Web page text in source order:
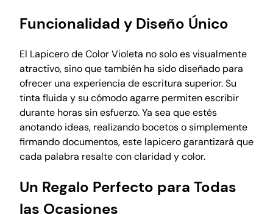
e
d
i
a
m
a
n
t
e
c
a
n
t
i
Funcionalidad y Diseño Único
El Lapicero de Color Violeta no solo es visualmente
atractivo, sino que también ha sido diseñado para
ofrecer una experiencia de escritura superior. Su
tinta fluida y su cómodo agarre permiten escribir
durante horas sin esfuerzo. Ya sea que estés
anotando ideas, realizando bocetos o simplemente
firmando documentos, este lapicero garantizará que
cada palabra resalte con claridad y color.
Un Regalo Perfecto para Todas
las Ocasiones